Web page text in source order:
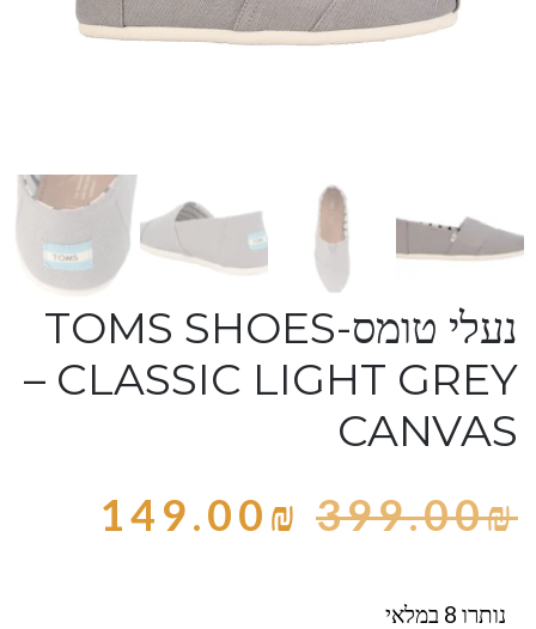
נעלי טומס-TOMS SHOES
– CLASSIC LIGHT GREY
CANVAS
399.00₪
149.00₪
נותרו 8 במלאי